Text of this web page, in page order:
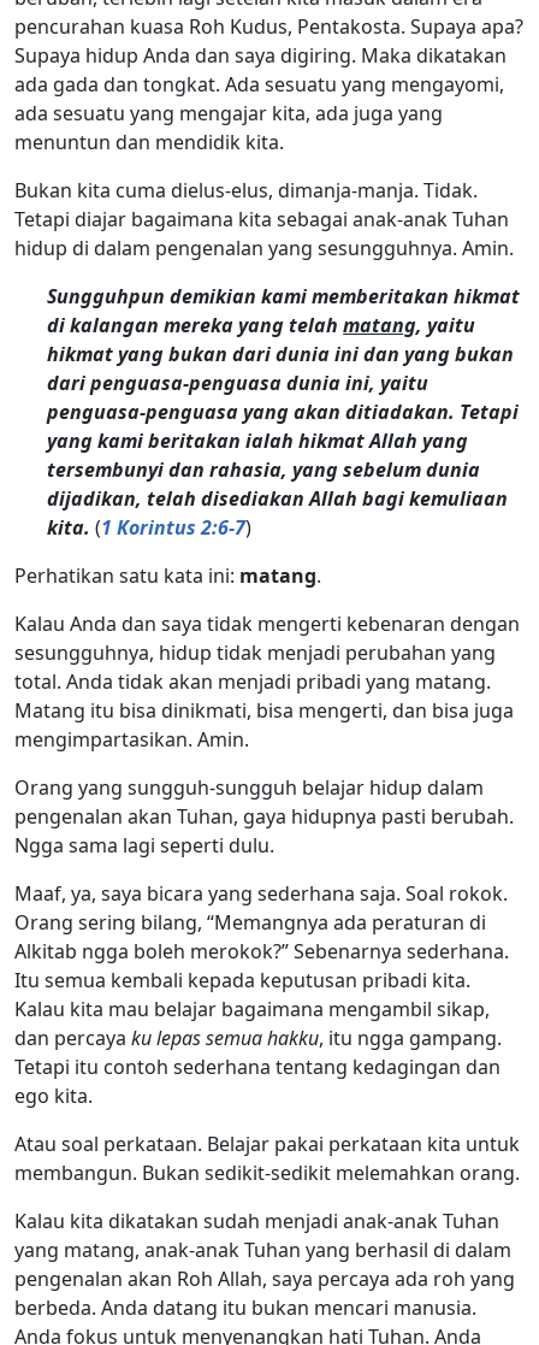
pencurahan kuasa Roh Kudus, Pentakosta. Supaya apa?
Supaya hidup Anda dan saya digiring. Maka dikatakan
ada gada dan tongkat. Ada sesuatu yang mengayomi,
ada sesuatu yang mengajar kita, ada juga yang
menuntun dan mendidik kita.
Bukan kita cuma dielus-elus, dimanja-manja. Tidak.
Tetapi diajar bagaimana kita sebagai anak-anak Tuhan
hidup di dalam pengenalan yang sesungguhnya. Amin.
Sungguhpun demikian kami memberitakan hikmat
di kalangan mereka yang telahmatang, yaitu
hikmat yang bukan dari dunia ini dan yang bukan
dari penguasa-penguasa dunia ini, yaitu
penguasa-penguasa yang akan ditiadakan. Tetapi
yang kami beritakan ialah hikmat Allah yang
tersembunyi dan rahasia, yang sebelum dunia
dijadikan, telah disediakan Allah bagi kemuliaan
kita. (1 Korintus 2:6-7)
Perhatikan satu kata ini: matang.
Kalau Anda dan saya tidak mengerti kebenaran dengan
sesungguhnya, hidup tidak menjadi perubahan yang
total. Anda tidak akan menjadi pribadi yang matang.
Matang itu bisa dinikmati, bisa mengerti, dan bisa juga
mengimpartasikan. Amin.
Orang yang sungguh-sungguh belajar hidup dalam
pengenalan akan Tuhan, gaya hidupnya pasti berubah.
Ngga sama lagi seperti dulu.
Maaf, ya, saya bicara yang sederhana saja. Soal rokok.
Orang sering bilang, “Memangnya ada peraturan di
Alkitab ngga boleh merokok?” Sebenarnya sederhana.
Itu semua kembali kepada keputusan pribadi kita.
Kalau kita mau belajar bagaimana mengambil sikap,
dan percaya ku lepas semua hakku, itu ngga gampang.
Tetapi itu contoh sederhana tentang kedagingan dan
ego kita.
Atau soal perkataan. Belajar pakai perkataan kita untuk
membangun. Bukan sedikit-sedikit melemahkan orang.
Kalau kita dikatakan sudah menjadi anak-anak Tuhan
yang matang, anak-anak Tuhan yang berhasil di dalam
pengenalan akan Roh Allah, saya percaya ada roh yang
berbeda. Anda datang itu bukan mencari manusia.
Anda fokus untuk menyenangkan hati Tuhan. Anda